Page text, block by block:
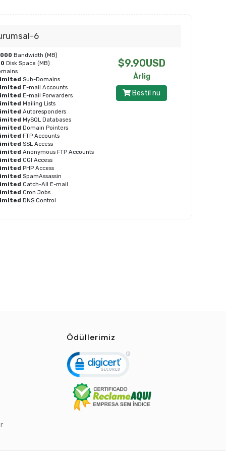
6
Bandwidth (MB)
Disk Space (MB)
Sub-Domains
E-mail Accounts
E-mail Forwarders
Mailing Lists
Autoresponders
MySQL Databases
Domain Pointers
FTP Accounts
SSL Access
Anonymous FTP Accounts
CGI Access
PHP Access
SpamAssassin
Catch-All E-mail
Cron Jobs
DNS Control
$9.90USD
Årlig
Bestil nu
Ödüllerimiz